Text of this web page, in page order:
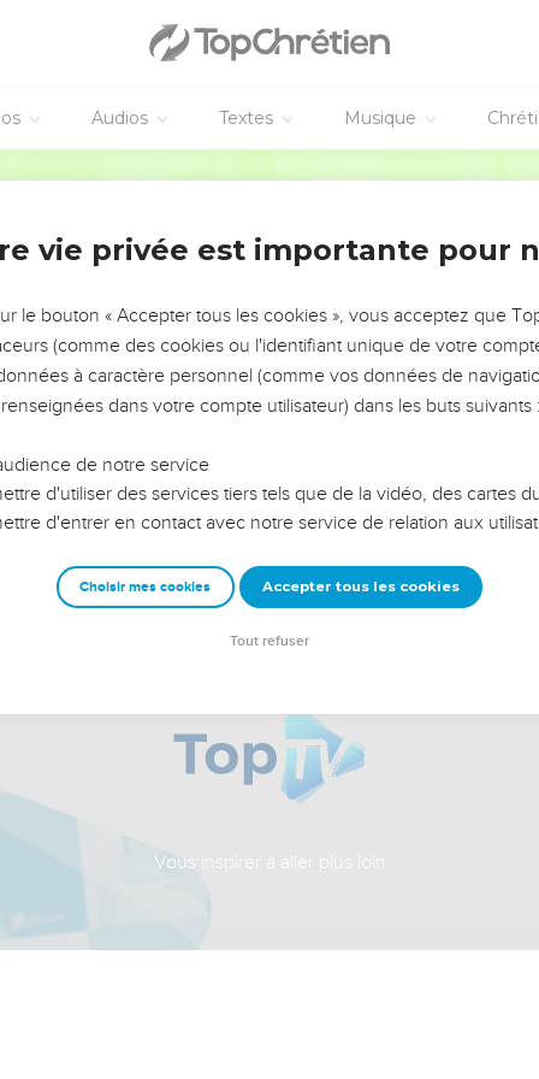
Audios Textes Musique
LES VOTRES ?
leur impact, leur foi ou leur vision. Mais on voit
qu'ils ont traversés, alors même que ce sont
et responsables reviennent sur les erreurs
avec plus de sagesse afin que leurs erreurs
ministère, une équipe, un groupe ou une famille,
Vous inspirer à aller plus loin
vie privée est importante pour
le bouton « Accepter tous les cookies », vous acceptez que
(comme des cookies ou l'identifiant unique de votre
à caractère personnel (comme vos données de
dans votre compte utilisateur) dans les buts suivants
de notre service
d'utiliser des services tiers tels que de la vidéo, des cartes
d'entrer en contact avec notre service de relation aux
Choisir mes cookies Accepter tous les cookies
Tout refuser